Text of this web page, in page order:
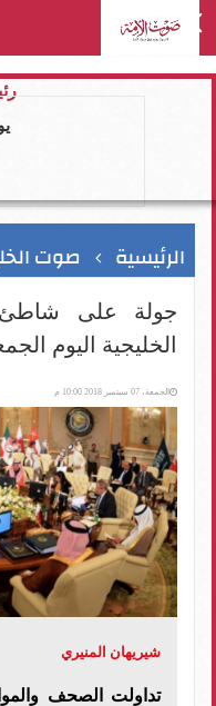
الرئيسية صوت
جولة على شاطئ
الخليجية اليوم الجمعة 7 سبتمبر
الجمعة، 07 سبتمبر 2018 10:00 م
شيريهان المنيري
تداولت الصحف